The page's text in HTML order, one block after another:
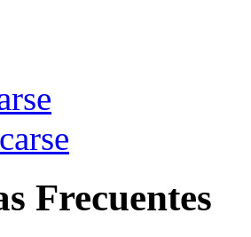
Frecuentes